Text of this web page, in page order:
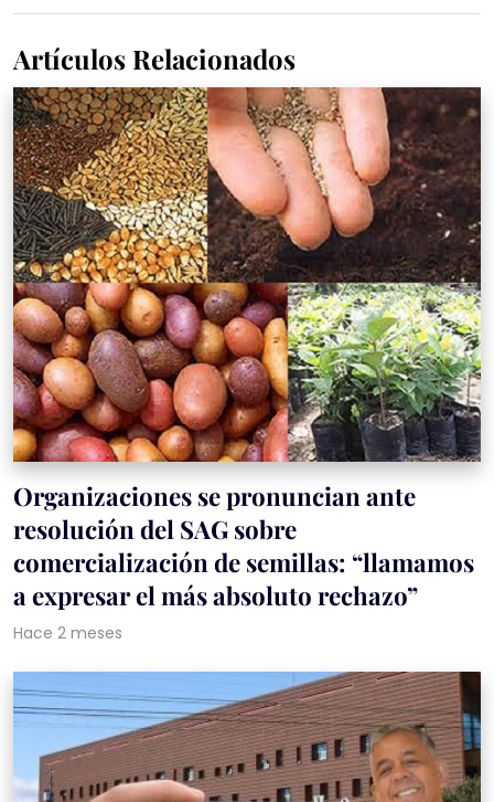
Artículos Relacionados
Organizaciones se pronuncian ante
resolución del SAG sobre
comercialización de semillas: “llamamos
a expresar el más absoluto rechazo”
Hace 2 meses